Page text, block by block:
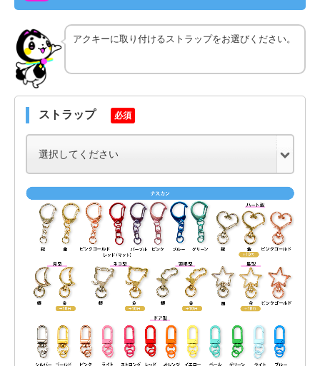
アクキーに取り付けるストラップをお選びください。
ストラップ 必須